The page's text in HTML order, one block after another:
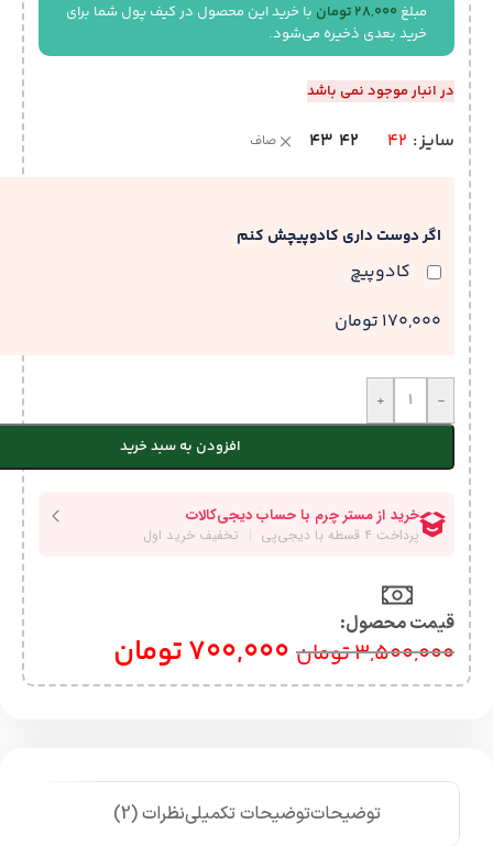
مبلغ 28,000 تومان با خرید این محصول در کیف پول شما برای
خرید بعدی ذخیره می‌شود.
در انبار موجود نمی باشد
سایز 42
42
43 صاف
اگر دوست داری کادوپیچش کنم
کادوپیچ
170,000 تومان
-
+
افزودن به سبد خرید
قیمت محصول:​
3,500,000تومان 700,000تومان
توضیحاتتوضیحات تکمیلینظرات (2)